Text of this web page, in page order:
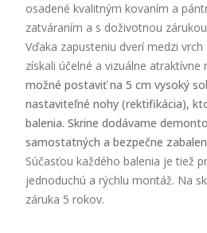
osadené kvalitným kovaním a
zatváraním a s doživotnou
Vďaka zapusteniu dverí medzi
získali účelné a vizuálne atraktívne
možné postaviť na 5 cm vysoký
nastaviteľné nohy (rektifikácia),
balenia. Skrine dodávame
samostatných a bezpečne
Súčasťou každého balenia je tiež
jednoduchú a rýchlu montáž. Na
záruka 5 rokov.